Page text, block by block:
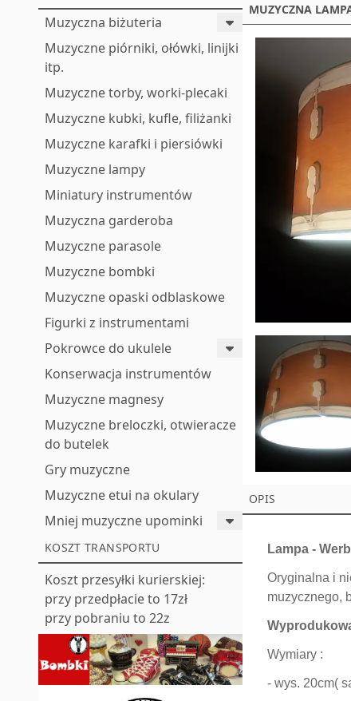
Muzyczna biżuteria
Muzyczne piórniki, ołówki, linijki
itp.
Muzyczne torby, worki-plecaki
Muzyczne kubki, kufle, filiżanki
Muzyczne karafki i piersiówki
Muzyczne lampy
Miniatury instrumentów
Muzyczna garderoba
Muzyczne parasole
Muzyczne bombki
Muzyczne opaski odblaskowe
Figurki z instrumentami
Pokrowce do ukulele
Konserwacja instrumentów
Muzyczne magnesy
Muzyczne breloczki, otwieracze
do butelek
Gry muzyczne
Muzyczne etui na okulary
Mniej muzyczne upominki
KOSZT TRANSPORTU
Koszt przesyłki kurierskiej:
przy przedpłacie to 17zł
przy pobraniu to 22z
MUZYCZNA
OPIS
Lampa -
Oryginalna i
muzycznego,
Wymiary :
- wys. 20cm(